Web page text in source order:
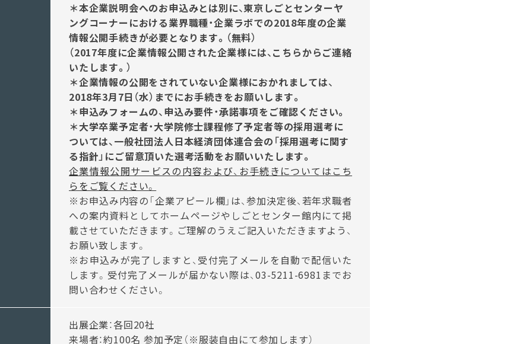
＊本企業説明会へのお申込みとは別に、東京しごとセンターヤ
ングコーナーにおける業界職種・企業ラボでの2018年度の企業
情報公開手続きが必要となります。（無料）
（2017年度に企業情報公開された企業様には、こちらからご連絡
いたします。）
＊企業情報の公開をされていない企業様におかれましては、
2018年3月7日（水） までにお手続きをお願いします。
＊申込みフォームの、申込み要件・承諾事項をご確認ください。
＊大学卒業予定者・大学院修士課程修了予定者等の採用選考に
ついては、一般社団法人日本経済団体連合会の「採用選考に関す
る指針」にご留意頂いた選考活動をお願いいたします。
企業情報公開サービスの内容および、お手続きについてはこち
らをご覧ください。
※お申込み内容の「企業アピール欄」は、参加決定後、若年求職者
への案内資料としてホームページやしごとセンター館内にて掲
載させていただきます。ご理解のうえご記入いただきますよう、
お願い致します。
※お申込みが完了しますと、受付完了メールを自動で配信いた
します。受付完了メールが届かない際は、03-5211-6981 までお
問い合わせください。
出展企業：各回20社
来場者：約100名 参加予定（※服装自由にて参加します）